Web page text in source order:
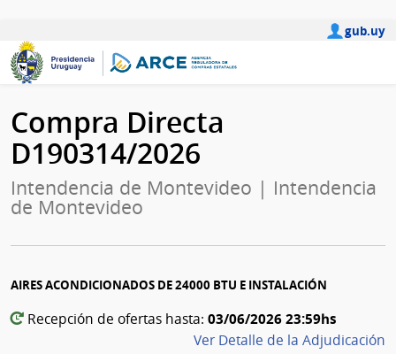
gub.uy
Compra Directa
D190314/2026
Intendencia de Montevideo | Intendencia
de Montevideo
AIRES ACONDICIONADOS DE 24000 BTU E INSTALACIÓN
Recepción de ofertas hasta: 03/06/2026 23:59hs
Ver Detalle de la Adjudicación